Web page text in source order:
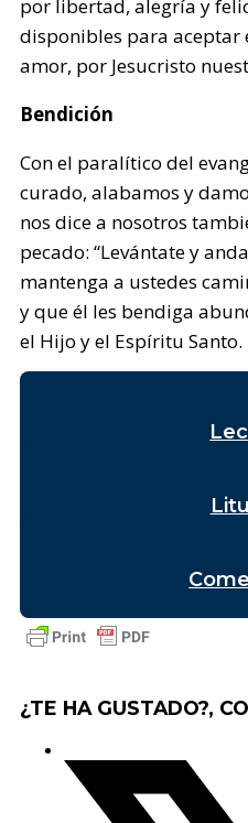
por libertad, alegría y
disponibles para aceptar
amor, por Jesucristo
Bendición
Con el paralítico del
curado, alabamos y
nos dice a nosotros
pecado: “Levántate y
mantenga a ustedes
y que él les bendiga
el Hijo y el Espíritu Santo.
¿TE HA GUSTADO?,